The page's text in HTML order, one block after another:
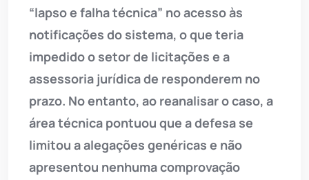
“lapso e falha técnica” no acesso às
notificações do sistema, o que teria
impedido o setor de licitações e a
assessoria jurídica de responderem no
prazo. No entanto, ao reanalisar o caso, a
área técnica pontuou que a defesa se
limitou a alegações genéricas e não
apresentou nenhuma comprovação